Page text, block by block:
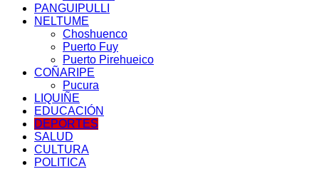
PANGUIPULLI
NELTUME
Choshuenco
Puerto Fuy
Puerto Pirehueico
COÑARIPE
Pucura
LIQUIÑE
EDUCACIÓN
DEPORTES
SALUD
CULTURA
POLITICA